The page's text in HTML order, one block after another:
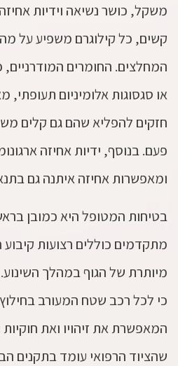
משקל, כושר נשיאה וידיות
קשים, כל קילוגרם משפיע על
המחלצים. החומרים המודרניים,
או סגסוגות אלומיניום תעופתי,
חזקים להפליא שהם גם קלים
פעם. בנוסף, ידיות אחיזה
ומאפשרות אחיזה איתנה גם
בטיחות המטופל היא כמובן
מתקדמים כוללים רצועות
מיותרת של הגוף במהלך
כי לכל רכב שטח המעורב
המאפשרת את זיהויו ואת
שהציוד הרפואי עומד בתקנים